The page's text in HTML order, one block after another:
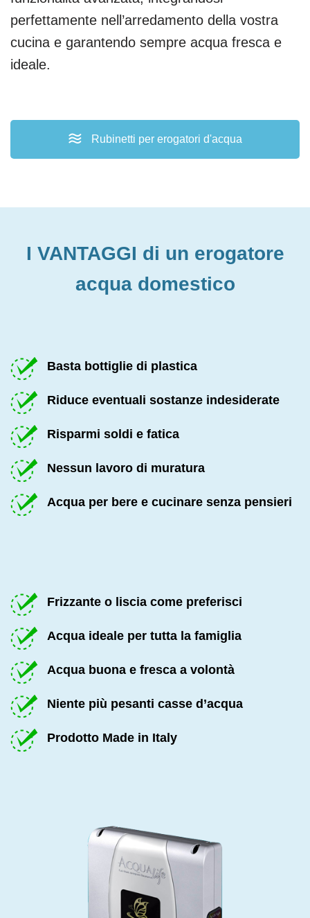
perfettamente nell’arredamento della vostra
cucina e garantendo sempre acqua fresca e
ideale.
Rubinetti per erogatori d'acqua
I VANTAGGI di un erogatore
acqua domestico
Basta bottiglie di plastica
Riduce eventuali sostanze indesiderate
Risparmi soldi e fatica
Nessun lavoro di muratura
Acqua per bere e cucinare senza pensieri
Frizzante o liscia come preferisci
Acqua ideale per tutta la famiglia
Acqua buona e fresca a volontà
Niente più pesanti casse d’acqua
Prodotto Made in Italy